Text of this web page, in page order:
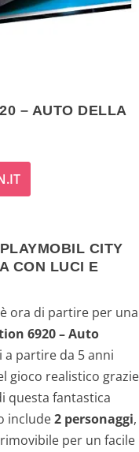
– AUTO DELLA
CITY
CON LUCI E
ora di partire per una
6920 – Auto
a partire da 5 anni
gioco realistico grazie
questa fantastica
include2 personaggi,
per un facile